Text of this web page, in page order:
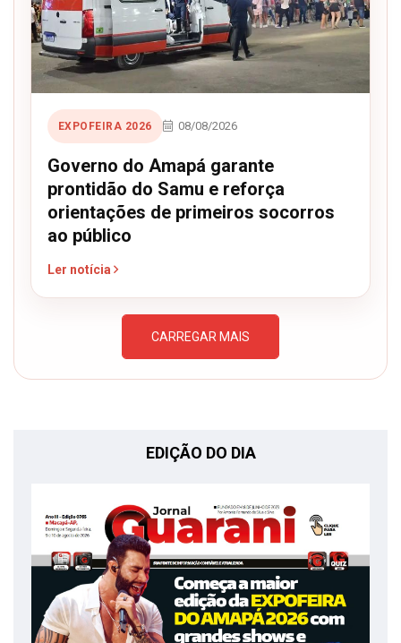
EXPOFEIRA 2026 08/08/2026
Governo do Amapá garante
prontidão do Samu e reforça
orientações de primeiros socorros
ao público
Ler notícia
CARREGAR MAIS
EDIÇÃO DO DIA